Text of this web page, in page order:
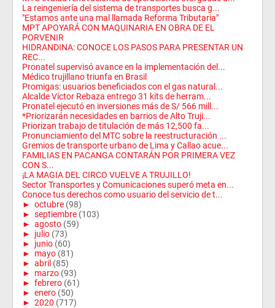
La reingeniería del sistema de transportes busca g...
"Estamos ante una mal llamada Reforma Tributaria"
MPT APOYARÁ CON MAQUINARIA EN OBRA DE EL
PORVENIR
HIDRANDINA: CONOCE LOS PASOS PARA PRESENTAR UN
REC...
Pronatel supervisó avance en la implementación del...
Médico trujillano triunfa en Brasil
Promigas: usuarios beneficiados con el gas natural...
Alcalde Víctor Rebaza entrego 31 kits de herram...
Pronatel ejecutó en inversiones más de S/ 566 mill...
*Priorizarán necesidades en barrios de Alto Truji...
Priorizan trabajo de titulación de más 12,500 fa...
Pronunciamiento del MTC sobre la reestructuración ...
Gremios de transporte urbano de Lima y Callao acue...
FAMILIAS EN PACANGA CONTARÁN POR PRIMERA VEZ
CON S...
¡LA MAGIA DEL CIRCO VUELVE A TRUJILLO!
Sector Transportes y Comunicaciones superó meta en...
Conoce tus derechos como usuario del servicio de t...
► octubre (98)
► septiembre (103)
► agosto (59)
► julio (73)
► junio (60)
► mayo (81)
► abril (85)
► marzo (93)
► febrero (61)
► enero (50)
► 2020 (717)